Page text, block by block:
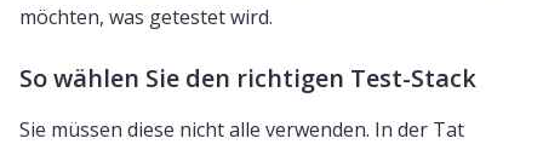
möchten, was getestet wird.
So wählen Sie den richtigen Test-Stack
Sie müssen diese nicht alle verwenden. In der Tat